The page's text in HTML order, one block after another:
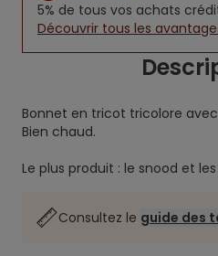
5% de tous vos achats
Découvrir tous les
Bonnet en tricot tricolore
Bien chaud.
Le plus produit : le snood et
Consultez le guide des